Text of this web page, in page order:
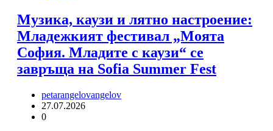
Музика, каузи и лятно настроение:
Младежкият фестивал „Моята
София. Младите с каузи“ се
завръща на Sofia Summer Fest
petarangelovangelov
27.07.2026
0